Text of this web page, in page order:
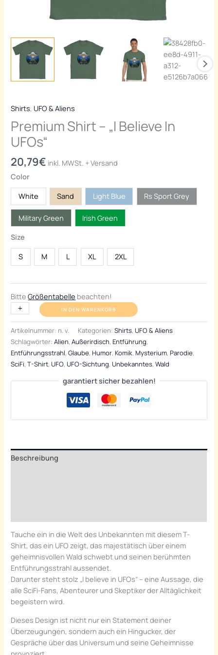
Shirts, UFO & Aliens
Premium Shirt – „I Believe In
UFOs“
20,79€ inkl. MWSt. + Versand
Color
White Sand Light Blue Rs Sport Grey
Military Green
Irish Green
Size
S M L XL 2XL
BitteGrößentabelle beachten!
-
Premium
-
"I
Believe
In
+ IN DEN WARENKORB
Artikelnummer: n. v. Kategorien:Shirts, UFO & Aliens
Schlagwörter:Alien,Außerirdisch, Entführung,
Entführungsstrahl,Glaube, Humor, Komik, Mysterium, Parodie,
SciFi,T-Shirt, UFO, UFO-Sichtung, Unbekanntes,Wald
garantiert sicher bezahlen!
Beschreibung
Tauche ein in die Welt des Unbekannten mit diesem T-
Shirt, das ein UFO zeigt, das majestätisch über einem
geheimnisvollen Wald schwebt und seinen berühmten
Entführungsstrahl aussendet.
Darunter steht stolz „I believe in UFOs“ – eine Aussage, die
alle SciFi-Fans, Abenteurer und Skeptiker der Alltäglichkeit
begeistern wird.
Dieses Design ist nicht nur ein Statement deiner
Überzeugungen, sondern auch ein Hingucker, der
Gespräche über das Universum und seine Geheimnisse